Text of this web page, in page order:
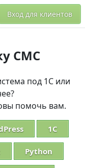
Вход для клиентов
СМС
под 1С или
помочь вам.
1С
Python